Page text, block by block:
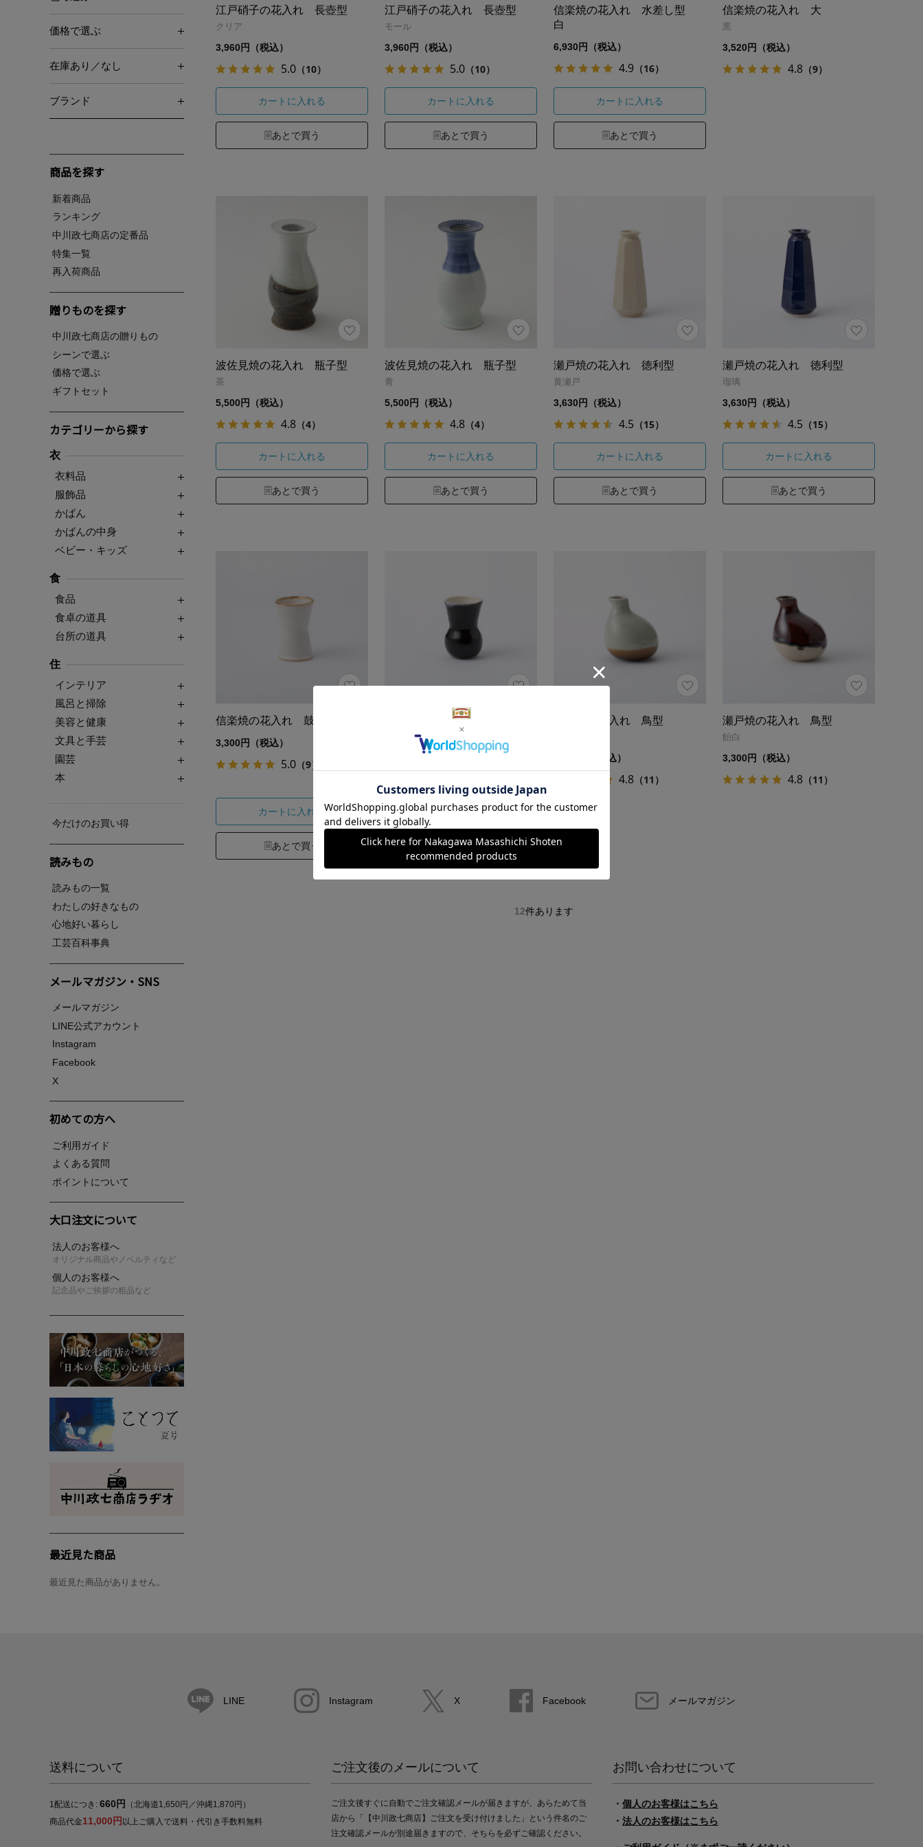
価格で選ぶ
在庫あり／なし
ブランド
商品を探す
新着商品
ランキング
中川政七商店の定番品
特集一覧
再入荷商品
贈りものを探す
中川政七商店の贈りもの
シーンで選ぶ
価格で選ぶ
ギフトセット
カテゴリーから探す
衣
衣料品
服飾品
かばん
かばんの中身
ベビー・キッズ
食
食品
食卓の道具
台所の道具
住
インテリア
風呂と掃除
美容と健康
文具と手芸
園芸
本
今だけのお買い得
読みもの
読みもの一覧
わたしの好きなもの
心地好い暮らし
工芸百科事典
メールマガジン・SNS
メールマガジン
LINE公式アカウント
Instagram
Facebook
X
初めての方へ
ご利用ガイド
よくある質問
ポイントについて
大口注文について
法人のお客様へ
オリジナル商品やノベルティなど
個人のお客様へ
記念品やご挨拶の粗品など
最近見た商品
最近見た商品がありません。
江戸硝子の花入れ 長壺型
クリア
3,960円（税込）
5.0 （10）
カートに入れる
あとで買う
江戸硝子の花入れ 長壺型
モール
3,960円（税込）
5.0 （10）
カートに入れる
あとで買う
信楽焼の花入れ 水差し型
白
6,930円（税込）
4.9 （16）
カートに入れる
あとで買う
信楽焼の花入れ 大
黒
3,520円（税込）
4.8 （9）
波佐見焼の花入れ 瓶子型
茶
5,500円（税込）
4.8 （4）
カートに入れる
あとで買う
波佐見焼の花入れ 瓶子型
青
5,500円（税込）
4.8 （4）
カートに入れる
あとで買う
瀬戸焼の花入れ 徳利型
黄瀬戸
3,630円（税込）
4.5 （15）
カートに入れる
あとで買う
瀬戸焼の花入れ 徳利型
瑠璃
3,630円（税込）
4.5 （15）
カートに入れる
あとで買う
信楽焼の花入れ 鼓型 白
3,300円（税込）
5.0 （9）
カートに入れる
あとで買う
信楽焼の花入れ 鼓型 黒
3,300円（税込）
カートに入れる
あとで買う
瀬戸焼の花入れ 鳥型
3,300円（税込）
4.8 （11）
瀬戸焼の花入れ 鳥型
飴白
3,300円（税込）
4.8 （11）
12件あります
LINE Instagram X Facebook メールマガジン
送料について
1配送につき: 660円
（北海道1,650円／沖縄1,870円）
商品代金11,000円 以上ご購入で送料・代引き手数料無料
ご注文後のメールについて
ご注文後すぐに自動でご注文確認メールが届きますが、あらためて当
店から「【中川政七商店】ご注文を受け付けました」という件名のご
注文確認メールが別途届きますので、そちらを必ずご確認ください。
お問い合わせについて
・ 個人のお客様はこちら
・ 法人のお客様はこちら